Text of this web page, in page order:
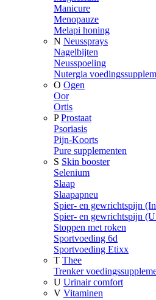
Manicure
Menopauze
Melapi honing
N Neussprays
Nagelbijten
Neusspoeling
Nutergia
O Ogen
Oor
Ortis
P Prostaat
Psoriasis
Pijn-Koorts
Pure supplementen
S Skin booster
Selenium
Slaap
Slaapapneu
Spier- en gewrichtspijn
Spier- en gewrichtspijn
Stoppen met roken
Sportvoeding 6d
Sportvoeding Etixx
T Thee
Trenker
U Urinair comfort
V Vitaminen